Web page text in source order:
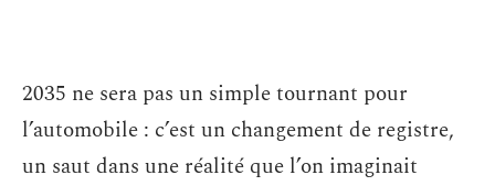
2035 ne sera pas un simple tournant pour
l’automobile : c’est un changement de registre,
un saut dans une réalité que l’on imaginait